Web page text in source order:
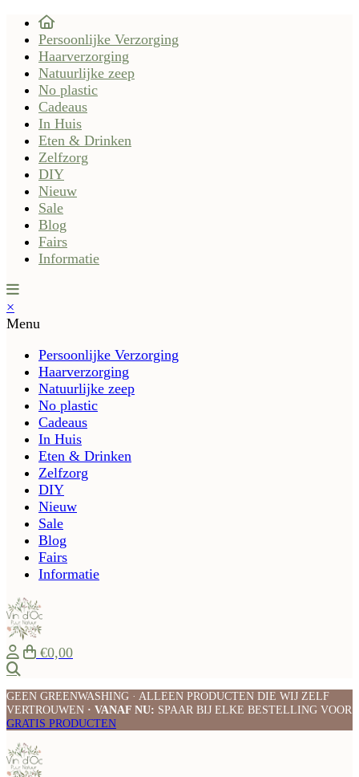
Persoonlijke Verzorging
Haarverzorging
Natuurlijke zeep
No plastic
Cadeaus
In Huis
Eten & Drinken
Zelfzorg
DIY
Nieuw
Sale
Blog
Fairs
Informatie
×
Menu
Persoonlijke Verzorging
Haarverzorging
Natuurlijke zeep
No plastic
Cadeaus
In Huis
Eten & Drinken
Zelfzorg
DIY
Nieuw
Sale
Blog
Fairs
Informatie
€0,00
GEEN GREENWASHING · ALLEEN PRODUCTEN DIE WIJ ZELF
VERTROUWEN · VANAF NU: SPAAR BIJ ELKE BESTELLING VOOR
GRATIS PRODUCTEN